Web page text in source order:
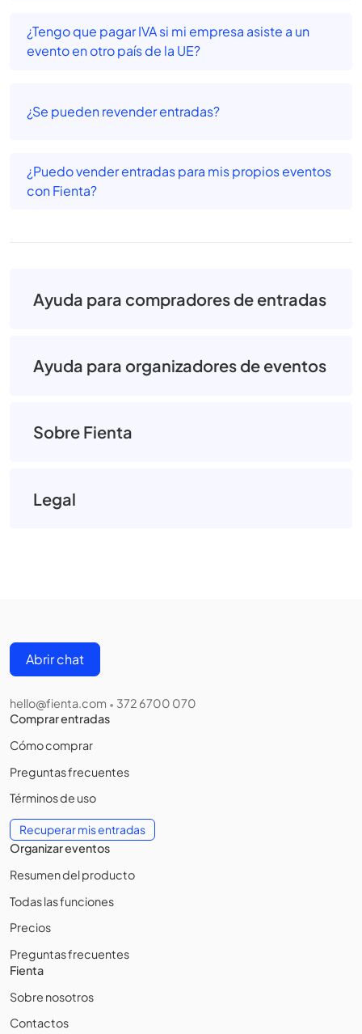
¿Tengo que pagar IVA si mi empresa asiste a un
evento en otro país de la UE?
¿Se pueden revender entradas?
¿Puedo vender entradas para mis propios eventos
con Fienta?
Ayuda para compradores de entradas
Ayuda para organizadores de eventos
Sobre Fienta
Legal
Abrir chat
hello@fienta.com • 372 6700 070
Comprar entradas
Cómo comprar
Preguntas frecuentes
Términos de uso
Recuperar mis entradas
Organizar eventos
Resumen del producto
Todas las funciones
Precios
Preguntas frecuentes
Fienta
Sobre nosotros
Contactos